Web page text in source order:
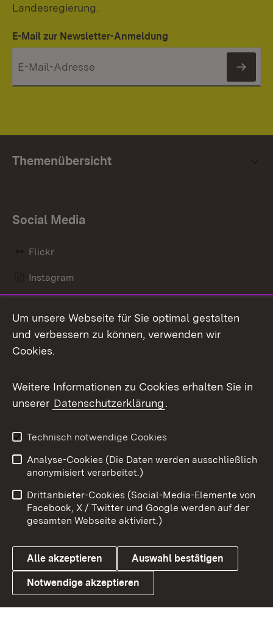
Landesregierung.
E-Mail zur Newsletter-Anmeldung
Themenübersicht
Social Media
Flickr
Instagram
Mastodon
Messenger
Social Wall
X / Twitter
Youtube
Link zum Landesportal
Benutzungshinweise
Barrierefreiheit
Datenschutz
Cookies
Um unsere Webseite für Sie optimal gestalten
und verbessern zu können, verwenden wir
Cookies.
Weitere Informationen zu Cookies erhalten Sie in
unserer Datenschutzerklärung.
Technisch notwendige Cookies
Analyse-Cookies (Die Daten werden ausschließlich
anonymisiert verarbeitet.)
Drittanbieter-Cookies (Social-Media-Elemente von
Facebook, X / Twitter und Google werden auf der
gesamten Webseite aktiviert.)
Alle akzeptieren Auswahl bestätigen
Notwendige akzeptieren